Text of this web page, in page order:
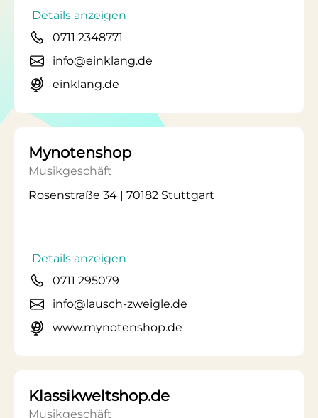
Details anzeigen
0711 2348771
info@einklang.de
einklang.de
Mynotenshop
Musikgeschäft
Rosenstraße 34 | 70182 Stuttgart
Details anzeigen
0711 295079
info@lausch-zweigle.de
www.mynotenshop.de
Klassikweltshop.de
Musikgeschäft